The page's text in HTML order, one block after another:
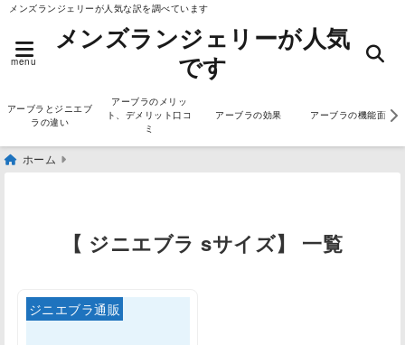
メンズランジェリーが人気な訳を調べています
menu
メンズランジェリーが人気
です
アーブラとジニエブ
ラの違い
アーブラのメリッ
ト、デメリット口コ
ミ
アーブラの効果 アーブラの機能面
ホーム
【 ジニエブラ sサイズ】 一覧
ジニエブラ通販